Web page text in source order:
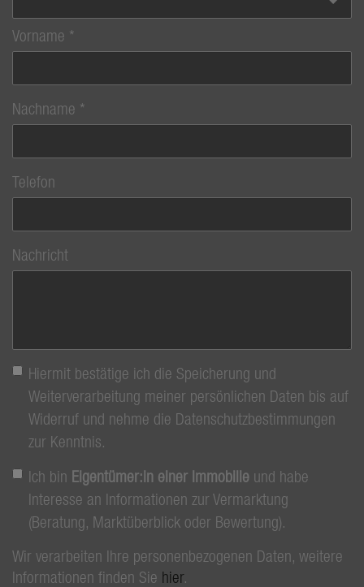
Vorname
Nachname
Telefon
Nachricht
Hiermit bestätige ich die Speicherung und
Weiterverarbeitung meiner persönlichen Daten bis auf
Widerruf und nehme die Datenschutzbestimmungen
zur Kenntnis.
Ich bin Eigentümer:in einer Immobilie und habe
Interesse an Informationen zur Vermarktung
(Beratung, Marktüberblick oder Bewertung).
Wir verarbeiten Ihre personenbezogenen Daten, weitere
Informationen finden Sie hier.